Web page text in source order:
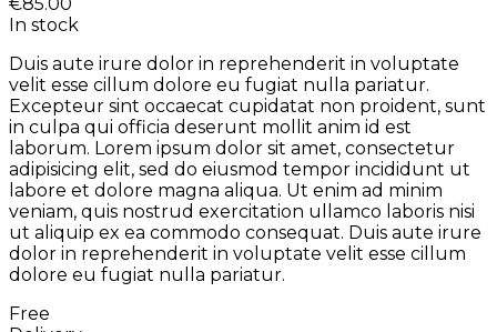
In stock
Duis aute irure dolor in reprehenderit in voluptate
velit esse cillum dolore eu fugiat nulla pariatur.
Excepteur sint occaecat cupidatat non proident, sunt
in culpa qui officia deserunt mollit anim id est
laborum. Lorem ipsum dolor sit amet, consectetur
adipisicing elit, sed do eiusmod tempor incididunt ut
labore et dolore magna aliqua. Ut enim ad minim
veniam, quis nostrud exercitation ullamco laboris nisi
ut aliquip ex ea commodo consequat. Duis aute irure
dolor in reprehenderit in voluptate velit esse cillum
dolore eu fugiat nulla pariatur.
Free